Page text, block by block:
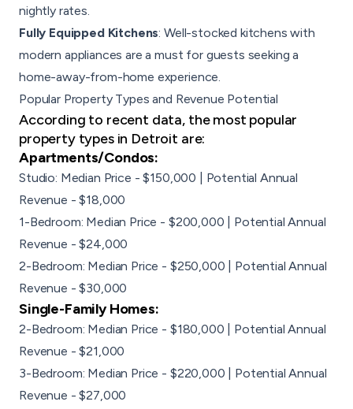
nightly rates.
Fully Equipped Kitchens:Well-stocked kitchens with
modern appliances are a must for guests seeking a
home-away-from-home experience.
Popular Property Types and Revenue Potential
According to recent data, the most popular
property types in Detroit are:
Apartments/Condos:
Studio: Median Price - $150,000 | Potential Annual
Revenue - $18,000
1-Bedroom: Median Price - $200,000 | Potential Annual
Revenue - $24,000
2-Bedroom: Median Price - $250,000 | Potential Annual
Revenue - $30,000
Single-Family Homes:
2-Bedroom: Median Price - $180,000 | Potential Annual
Revenue - $21,000
3-Bedroom: Median Price - $220,000 | Potential Annual
Revenue - $27,000